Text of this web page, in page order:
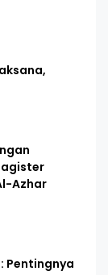
Azhar
Pentingnya